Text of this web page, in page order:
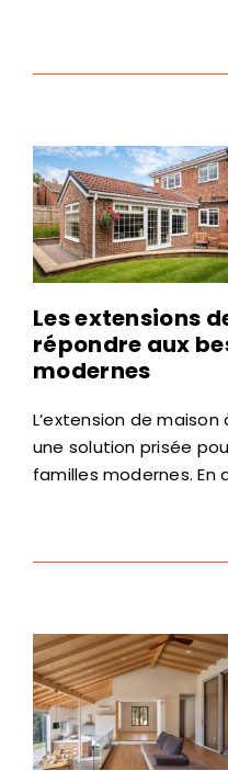
Les extensions
répondre aux
modernes
L’extension de
une solution prisée
familles modernes.